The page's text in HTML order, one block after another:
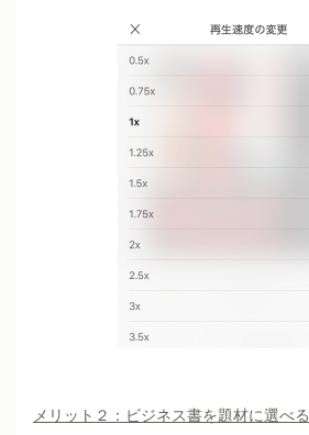
メリット２：ビジネス書を題材に選べる